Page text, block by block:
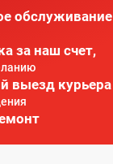
обслуживание
за наш счет,
выезд курьера